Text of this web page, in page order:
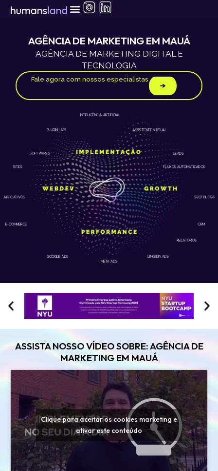
para
conteúdoAGÊNCIA DE MARKETING EM MAUÁ
AGÊNCIA DE MARKETING DIGITAL E
TECNOLOGIA
Fale agora com nossos especialistas
GOOGLE ADS LINKEDIN ADS
APLICATIVOS
SITES
E-COMMERCE
META ADS
CRM
RELATÓRIOS
SEO/ BLOGS
FLUXOS AUTOMATIZADOS
INTELIGÊNCIA ARTIFICIAL
PLUGIN | API
SOFTWARES
ASSISTENTE VIRTUAL
LEADS
ASSISTA NOSSO VÍDEO SOBRE: AGÊNCIA DE
MARKETING EM MAUÁ
Clique para aceitar os cookies marketing e
ativar este conteúdo